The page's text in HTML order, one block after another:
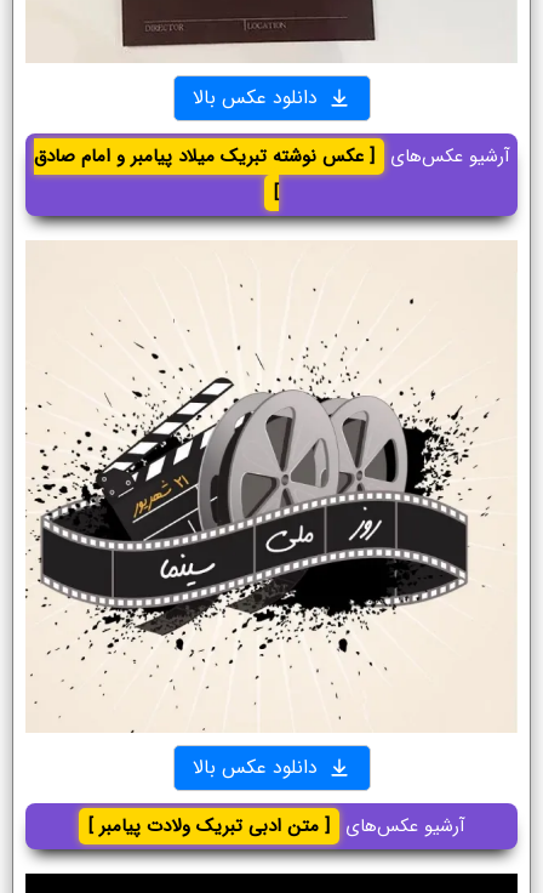
دانلود عکس بالا
آرشیو عکس‌های
[ عکس نوشته تبریک میلاد پیامبر و امام صادق
]
دانلود عکس بالا
آرشیو عکس‌های [ متن ادبی تبریک ولادت پیامبر ]